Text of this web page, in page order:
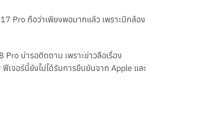
Pro ถือว่าเพียงพอมากแล้ว เพราะมีกล้อง
น่ารอติดตาม เพราะข่าวลือเรื่อง
จอร์นี้ยังไม่ได้รับการยืนยันจาก Apple และ